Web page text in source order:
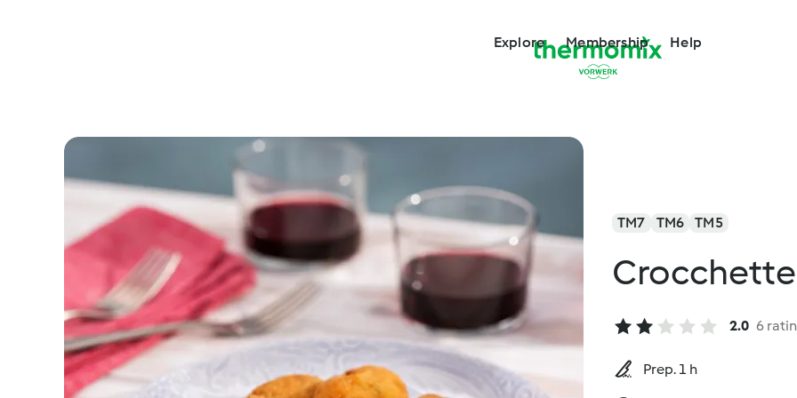
Explore Membership Help
TM7 TM6 TM5
2.0 6
Prep. 1 h